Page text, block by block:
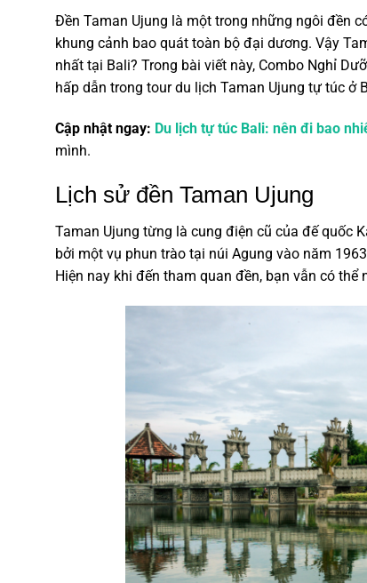
Đền Taman Ujung là một trong những ngôi đền
khung cảnh bao quát toàn bộ đại dương. Vậy
nhất tại Bali? Trong bài viết này, Combo Nghỉ
hấp dẫn trong tour du lịch Taman Ujung tự túc ở
Cập nhật ngay: Du lịch tự túc Bali: nên đi bao
mình.
Lịch sử đền Taman Ujung
Taman Ujung từng là cung điện cũ của đế quốc
bởi một vụ phun trào tại núi Agung vào năm
Hiện nay khi đến tham quan đền, bạn vẫn có